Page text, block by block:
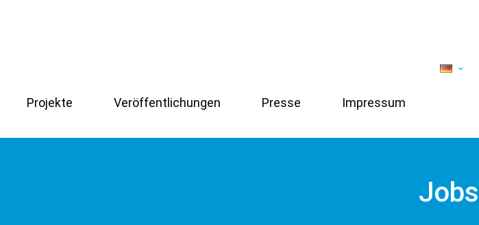
Projekte Veröffentlichungen Presse Impressum
Jobs